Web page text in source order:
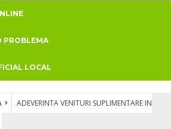
PROBLEMA
LOCAL
ADEVERINTA VENITURI SUPLIMENTARE IN